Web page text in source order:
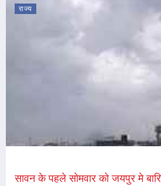
राज्य
सावन के पहले सोमवार को जयपुर मे